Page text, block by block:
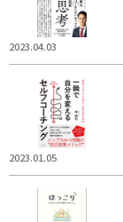
2023.04.03
2023.01.05